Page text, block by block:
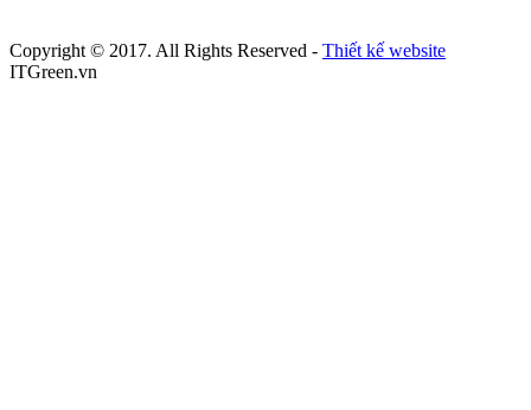
Copyright © 2017. All Rights Reserved - Thiết kế website
ITGreen.vn